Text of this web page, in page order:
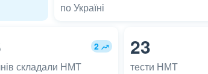
по Україні
2
складали НМТ
23
тести НМТ